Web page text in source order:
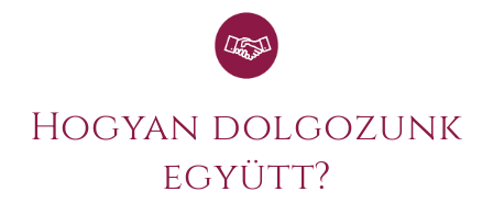
Hogyan dolgozunk
együtt?